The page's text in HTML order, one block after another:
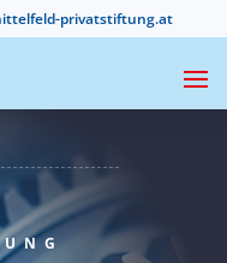
privatstiftung.at